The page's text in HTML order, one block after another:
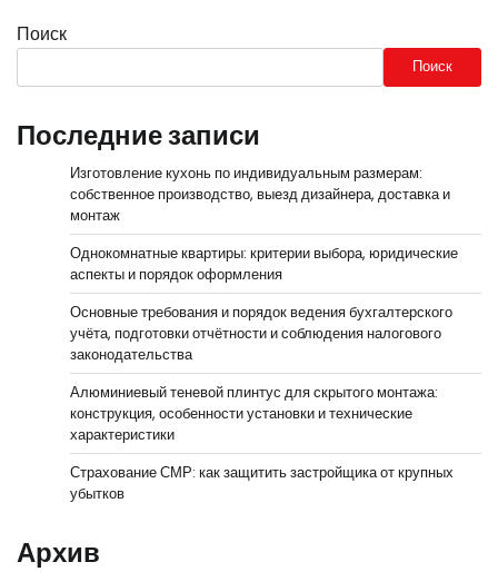
Поиск
Поиск
Последние записи
Изготовление кухонь по индивидуальным размерам:
собственное производство, выезд дизайнера, доставка и
монтаж
Однокомнатные квартиры: критерии выбора, юридические
аспекты и порядок оформления
Основные требования и порядок ведения бухгалтерского
учёта, подготовки отчётности и соблюдения налогового
законодательства
Алюминиевый теневой плинтус для скрытого монтажа:
конструкция, особенности установки и технические
характеристики
Страхование СМР: как защитить застройщика от крупных
убытков
Архив